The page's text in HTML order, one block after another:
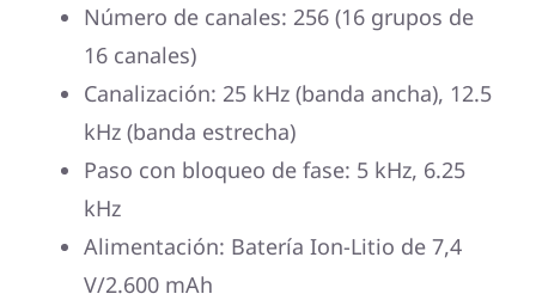
Número de canales: 256 (16 grupos de
16 canales)
Canalización: 25 kHz (banda ancha), 12.5
kHz (banda estrecha)
Paso con bloqueo de fase: 5 kHz, 6.25
kHz
Alimentación: Batería Ion-Litio de 7,4
V/2.600 mAh